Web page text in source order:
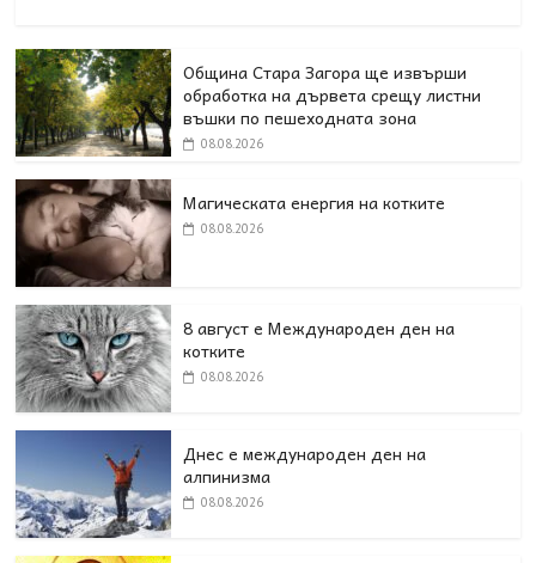
Община Стара Загора ще извърши
обработка на дървета срещу листни
въшки по пешеходната зона
08.08.2026
Магическата енергия на котките
08.08.2026
8 август е Международен ден на
котките
08.08.2026
Днес е международен ден на
алпинизма
08.08.2026